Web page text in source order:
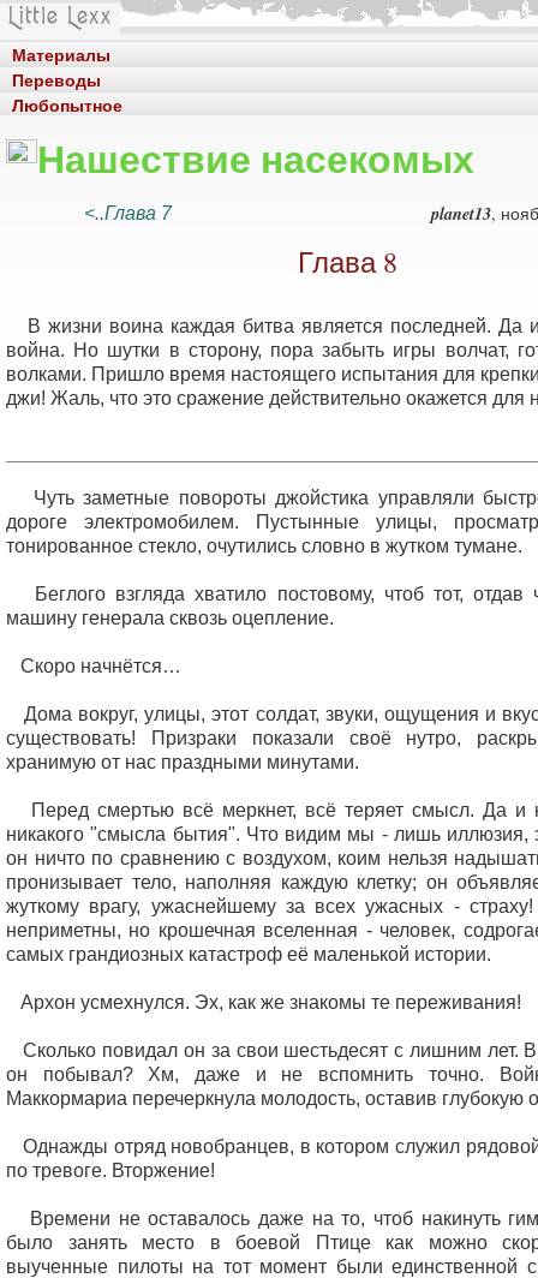
Материалы
Переводы
Любопытное
Нашествие насекомых
<..Глава 7 planet13,
Глава 8
В жизни воина каждая битва является последней. Да
война. Но шутки в сторону, пора забыть игры волчат,
волками. Пришло время настоящего испытания для
джи! Жаль, что это сражение действительно окажется
Чуть заметные повороты джойстика управляли
дороге электромобилем. Пустынные улицы,
тонированное стекло, очутились словно в жутком тумане.
Беглого взгляда хватило постовому, чтоб тот, отдав
машину генерала сквозь оцепление.
Скоро начнётся…
Дома вокруг, улицы, этот солдат, звуки, ощущения и
существовать! Призраки показали своё нутро,
хранимую от нас праздными минутами.
Перед смертью всё меркнет, всё теряет смысл. Да и
никакого "смысла бытия". Что видим мы - лишь иллюзия,
он ничто по сравнению с воздухом, коим нельзя
пронизывает тело, наполняя каждую клетку; он
жуткому врагу, ужаснейшему за всех ужасных -
неприметны, но крошечная вселенная - человек,
самых грандиозных катастроф её маленькой истории.
Архон усмехнулся. Эх, как же знакомы те переживания!
Сколько повидал он за свои шестьдесят с лишним лет. В
он побывал? Хм, даже и не вспомнить точно.
Маккормариа перечеркнула молодость, оставив глубокую
Однажды отряд новобранцев, в котором служил
по тревоге. Вторжение!
Времени не оставалось даже на то, чтоб накинуть
было занять место в боевой Птице как можно
выученные пилоты на тот момент были единственной